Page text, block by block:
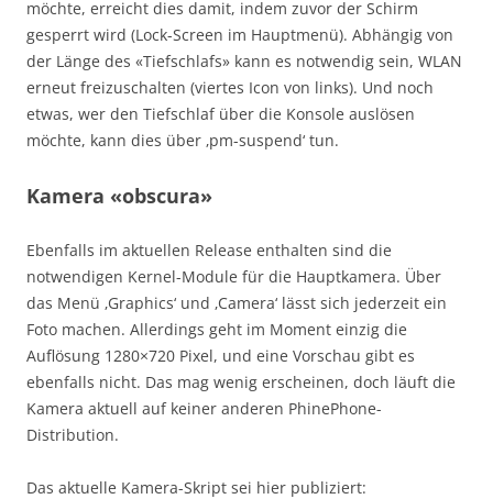
möchte, erreicht dies damit, indem zuvor der Schirm
gesperrt wird (Lock-Screen im Hauptmenü). Abhängig von
der Länge des «Tiefschlafs» kann es notwendig sein, WLAN
erneut freizuschalten (viertes Icon von links). Und noch
etwas, wer den Tiefschlaf über die Konsole auslösen
möchte, kann dies über ‚pm-suspend‘ tun.
Kamera «obscura»
Ebenfalls im aktuellen Release enthalten sind die
notwendigen Kernel-Module für die Hauptkamera. Über
das Menü ‚Graphics‘ und ‚Camera‘ lässt sich jederzeit ein
Foto machen. Allerdings geht im Moment einzig die
Auflösung 1280×720 Pixel, und eine Vorschau gibt es
ebenfalls nicht. Das mag wenig erscheinen, doch läuft die
Kamera aktuell auf keiner anderen PhinePhone-
Distribution.
Das aktuelle Kamera-Skript sei hier publiziert: